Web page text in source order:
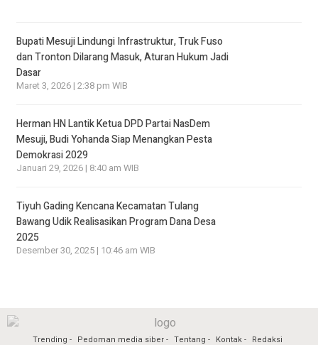
Bupati Mesuji Lindungi Infrastruktur, Truk Fuso
dan Tronton Dilarang Masuk, Aturan Hukum Jadi
Dasar
Maret 3, 2026 | 2:38 pm WIB
Herman HN Lantik Ketua DPD Partai NasDem
Mesuji, Budi Yohanda Siap Menangkan Pesta
Demokrasi 2029
Januari 29, 2026 | 8:40 am WIB
Tiyuh Gading Kencana Kecamatan Tulang
Bawang Udik Realisasikan Program Dana Desa
2025
Desember 30, 2025 | 10:46 am WIB
Trending Pedoman media siber Tentang Kontak Redaksi